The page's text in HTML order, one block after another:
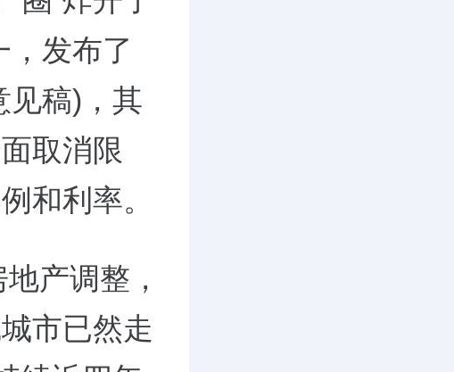
，发布了
见稿)，其
取消限
和利率。
产调整，
市已然走